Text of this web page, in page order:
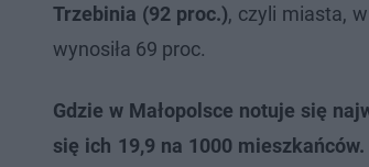
Trzebinia (92 proc.), czyli miasta,
wynosiła 69 proc.
Gdzie w Małopolsce notuje się
się ich 19,9 na 1000 mieszkańców.